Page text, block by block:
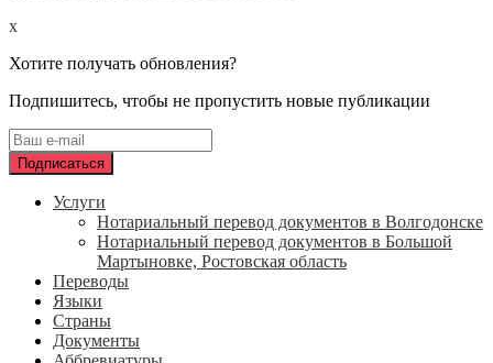
x
Хотите получать обновления?
Подпишитесь, чтобы не пропустить новые публикации
Услуги
Нотариальный перевод документов в Волгодонске
Нотариальный перевод документов в Большой
Мартыновке, Ростовская область
Переводы
Языки
Страны
Документы